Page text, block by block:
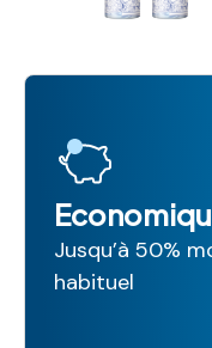
Jusqu’à 50%
habituel